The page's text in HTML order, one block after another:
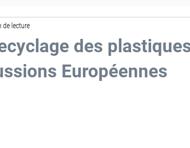
des
Européennes
de lecture